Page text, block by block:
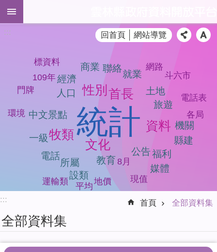
跳到主要內容區塊
部
檢
擬
系
統
::: 回首頁 網站導覽
統計
文化
首長
性別
資料
牧類
人口
公告
旅遊
中文景點
教育
土地
就業
經濟
福利
所屬
一級
機關
聯絡
電話
商業
縣建
設類
媒體
各局
網路
電話表
環境
109年
現值
地價
斗六市
門牌
標資料
運輸類 平均
8月
::: 首頁 全部資料集
全部資料集